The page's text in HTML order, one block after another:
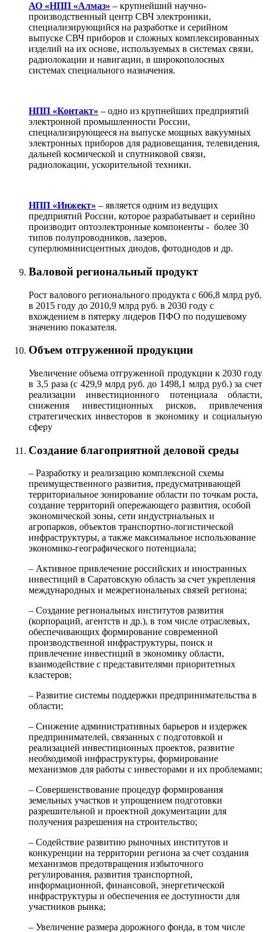
АО «НПП «Алмаз» – крупнейший научно-
производственный центр СВЧ электроники,
специализирующийся на разработке и серийном
выпуске СВЧ приборов и сложных комплексированных
изделий на их основе, используемых в системах связи,
радиолокации и навигации, в широкополосных
системах специального назначения.
НПП «Контакт» – одно из крупнейших предприятий
электронной промышленности России,
специализирующееся на выпуске мощных вакуумных
электронных приборов для радиовещания, телевидения,
дальней космической и спутниковой связи,
радиолокации, ускорительной техники.
НПП «Инжект» – является одним из ведущих
предприятий России, которое разрабатывает и серийно
производит оптоэлектронные компоненты - более 30
типов полупроводников, лазеров,
суперлюминисцентных диодов, фотодиодов и др.
Валовой региональный продукт
Рост валового регионального продукта с 606,8 млрд руб.
в 2015 году до 2010,9 млрд руб. в 2030 году с
вхождением в пятерку лидеров ПФО по подушевому
значению показателя.
Объем отгруженной продукции
Увеличение объема отгруженной продукции к 2030 году
в 3,5 раза (с 429,9 млрд руб. до 1498,1 млрд руб.) за счет
реализации инвестиционного потенциала области,
снижения инвестиционных рисков, привлечения
стратегических инвесторов в экономику и социальную
сферу
Создание благоприятной деловой среды
– Разработку и реализацию комплексной схемы
преимущественного развития, предусматривающей
территориальное зонирование области по точкам роста,
создание территорий опережающего развития, особой
экономической зоны, сети индустриальных и
агропарков, объектов транспортно-логистической
инфраструктуры, а также максимальное использование
экономико-географического потенциала;
– Активное привлечение российских и иностранных
инвестиций в Саратовскую область за счет укрепления
международных и межрегиональных связей региона;
– Создание региональных институтов развития
(корпораций, агентств и др.), в том числе отраслевых,
обеспечивающих формирование современной
производственной инфраструктуры, поиск и
привлечение инвестиций в экономику области,
взаимодействие с представителями приоритетных
кластеров;
– Развитие системы поддержки предпринимательства в
области;
– Снижение административных барьеров и издержек
предпринимателей, связанных с подготовкой и
реализацией инвестиционных проектов, развитие
необходимой инфраструктуры, формирование
механизмов для работы с инвесторами и их проблемами;
– Совершенствование процедур формирования
земельных участков и упрощением подготовки
разрешительной и проектной документации для
получения разрешения на строительство;
– Содействие развитию рыночных институтов и
конкуренции на территории региона за счет создания
механизмов предотвращения избыточного
регулирования, развития транспортной,
информационной, финансовой, энергетической
инфраструктуры и обеспечения ее доступности для
участников рынка;
– Увеличение размера дорожного фонда, в том числе